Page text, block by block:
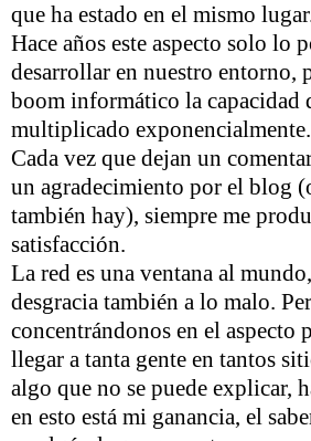
que ha estado en el mismo
Hace años este aspecto solo lo
desarrollar en nuestro entorno,
boom informático la capacidad
multiplicado exponencialmente.
Cada vez que dejan un
un agradecimiento por el blog
también hay), siempre me
satisfacción.
La red es una ventana al
desgracia también a lo malo.
concentrándonos en el aspecto
llegar a tanta gente en tantos
algo que no se puede explicar,
en esto está mi ganancia, el